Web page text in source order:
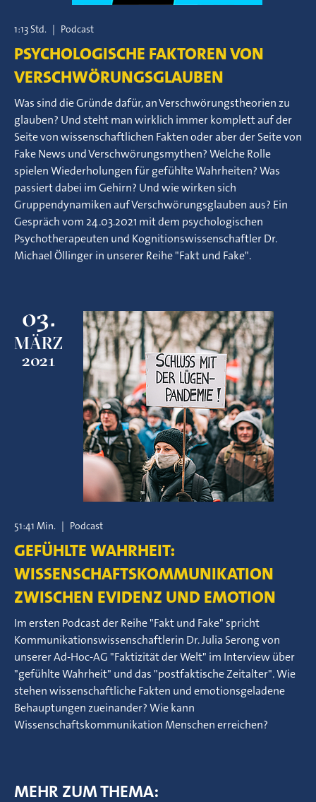
1:13 Std. | Podcast
PSYCHOLOGISCHE FAKTOREN VON
VERSCHWÖRUNGSGLAUBEN
Was sind die Gründe dafür, an Verschwörungstheorien zu
glauben? Und steht man wirklich immer komplett auf der
Seite von wissenschaftlichen Fakten oder aber der Seite von
Fake News und Verschwörungsmythen? Welche Rolle
spielen Wiederholungen für gefühlte Wahrheiten? Was
passiert dabei im Gehirn? Und wie wirken sich
Gruppendynamiken auf Verschwörungsglauben aus? Ein
Gespräch vom 24.03.2021 mit dem psychologischen
Psychotherapeuten und Kognitionswissenschaftler Dr.
Michael Öllinger in unserer Reihe "Fakt und Fake".
03.
MÄRZ
2021
51:41 Min. | Podcast
GEFÜHLTE WAHRHEIT:
WISSENSCHAFTSKOMMUNIKATION
ZWISCHEN EVIDENZ UND EMOTION
Im ersten Podcast der Reihe "Fakt und Fake" spricht
Kommunikationswissenschaftlerin Dr. Julia Serong von
unserer Ad-Hoc-AG "Faktizität der Welt" im Interview über
"gefühlte Wahrheit" und das "postfaktische Zeitalter". Wie
stehen wissenschaftliche Fakten und emotionsgeladene
Behauptungen zueinander? Wie kann
Wissenschaftskommunikation Menschen erreichen?
MEHR ZUM THEMA: